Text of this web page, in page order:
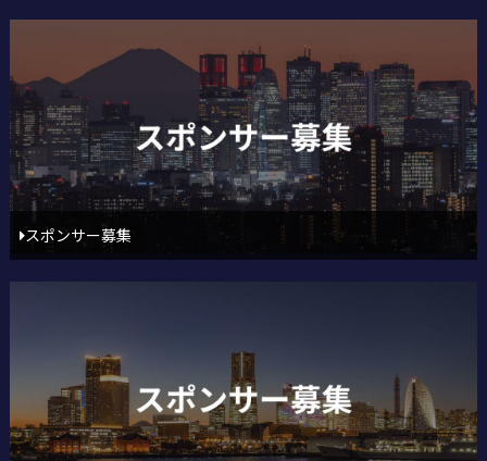
スポンサー募集